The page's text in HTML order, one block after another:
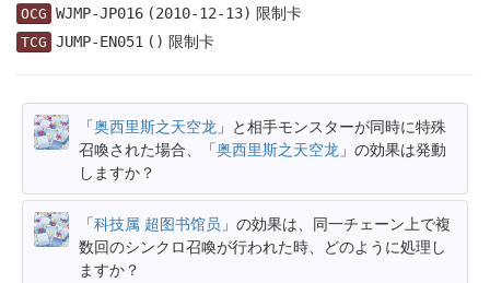
OCG WJMP-JP016(2010-12-13) 限制卡
TCG JUMP-EN051() 限制卡
「奥西里斯之天空龙 」と相手モンスターが同時に特殊
召喚された場合、「奥西里斯之天空龙 」の効果は発動
しますか？
「科技属 超图书馆员 」の効果は、同一チェーン上で複
数回のシンクロ召喚が行われた時、どのように処理し
ますか？